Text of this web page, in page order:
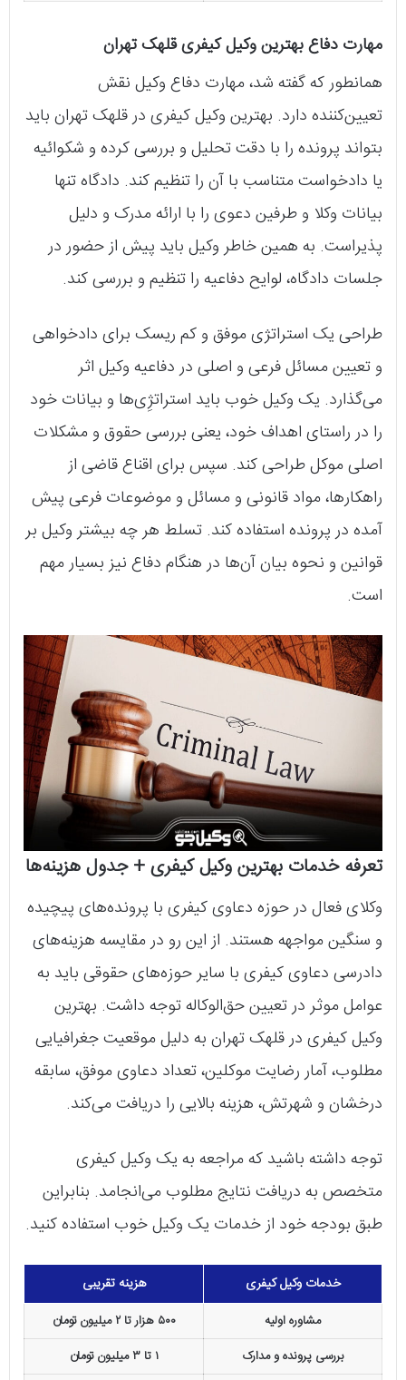
مهارت دفاع بهترین وکیل کیفری قلهک تهران
همانطور که گفته شد، مهارت دفاع وکیل نقش
تعیین‌کننده‌ دارد. بهترین وکیل کیفری در قلهک تهران باید
بتواند پرونده را با دقت تحلیل و بررسی کرده و شکوائیه
یا دادخواست متناسب با آن را تنظیم کند. دادگاه تنها
بیانات وکلا و طرفین دعوی را با ارائه مدرک و دلیل
پذیراست. به همین خاطر وکیل باید پیش از حضور در
جلسات دادگاه، لوایح دفاعیه را تنظیم و بررسی کند.
طراحی یک استراتژی موفق و کم ریسک برای دادخواهی
و تعیین مسائل فرعی و اصلی در دفاعیه وکیل اثر
می‌گذارد. یک وکیل خوب باید استراتژِی‌ها و بیانات خود
را در راستای اهداف خود، یعنی بررسی حقوق و مشکلات
اصلی موکل طراحی کند. سپس برای اقناع قاضی از
راهکارها، مواد قانونی و مسائل و موضوعات فرعی پیش
آمده در پرونده استفاده کند. تسلط هر چه بیشتر وکیل بر
قوانین و نحوه بیان آن‌ها در هنگام دفاع نیز بسیار مهم
است.
تعرفه خدمات بهترین وکیل کیفری + جدول هزینه‌ها
وکلای فعال در حوزه دعاوی کیفری با پرونده‌های پیچیده
و سنگین مواجهه هستند. از این رو در مقایسه هزینه‌های
دادرسی دعاوی کیفری با سایر حوزه‌های حقوقی باید به
عوامل موثر در تعیین حق‌الوکاله توجه داشت. بهترین
وکیل کیفری در قلهک تهران به دلیل موقعیت جغرافیایی
مطلوب، آمار رضایت موکلین، تعداد دعاوی موفق، سابقه
درخشان و شهرتش، هزینه بالایی را دریافت می‌کند.
توجه داشته باشید که مراجعه به یک وکیل کیفری
متخصص به دریافت نتایج مطلوب می‌انجامد. بنابراین
طبق بودجه خود از خدمات یک وکیل خوب استفاده کنید.
خدمات وکیل کیفری هزینه تقریبی
مشاوره اولیه
۵۰۰ هزار تا ۲ میلیون تومان
بررسی پرونده و مدارک
۱ تا ۳ میلیون تومان